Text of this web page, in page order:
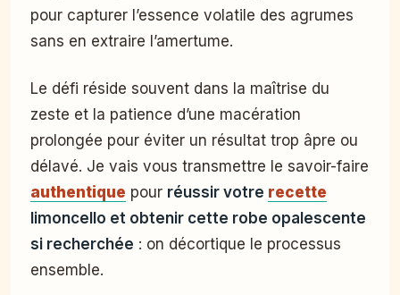
pour capturer l’essence volatile des agrumes
sans en extraire l’amertume.
Le défi réside souvent dans la maîtrise du
zeste et la patience d’une macération
prolongée pour éviter un résultat trop âpre ou
délavé. Je vais vous transmettre le savoir-faire
authentique pour réussir votre recette
limoncello et obtenir cette robe opalescente
si recherchée : on décortique le processus
ensemble.